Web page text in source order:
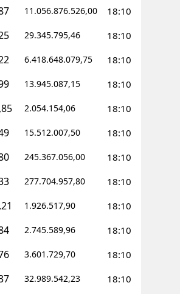
11.056.876.526,00 18:10
29.345.795,46 18:10
6.418.648.079,75 18:10
13.945.087,15 18:10
2.054.154,06 18:10
15.512.007,50 18:10
245.367.056,00 18:10
277.704.957,80 18:10
1.926.517,90 18:10
2.745.589,96 18:10
3.601.729,70 18:10
32.989.542,23 18:10